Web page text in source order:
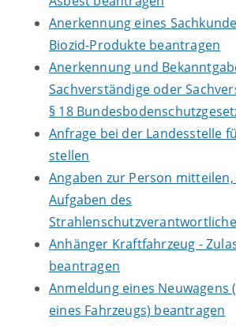
Anerkennung eines
Biozid-Produkte beantragen
Anerkennung und
Sachverständige oder
§ 18
Anfrage bei der Landesstelle
stellen
Angaben zur Person
Aufgaben des
Anhänger Kraftfahrzeug -
beantragen
Anmeldung eines Neuwagens
eines Fahrzeugs) beantragen